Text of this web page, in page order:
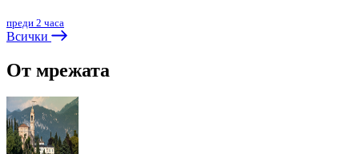
преди 2 часа
Всички
От мрежата